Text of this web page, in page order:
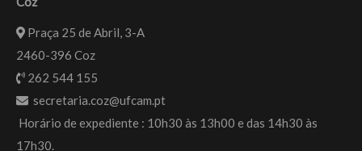
Praça 25 de Abril, 3-A
2460-396 Coz
262 544 155
secretaria.coz@ufcam.pt
Horário de expediente : 10h30 às 13h00 e das 14h30 às
17h30.